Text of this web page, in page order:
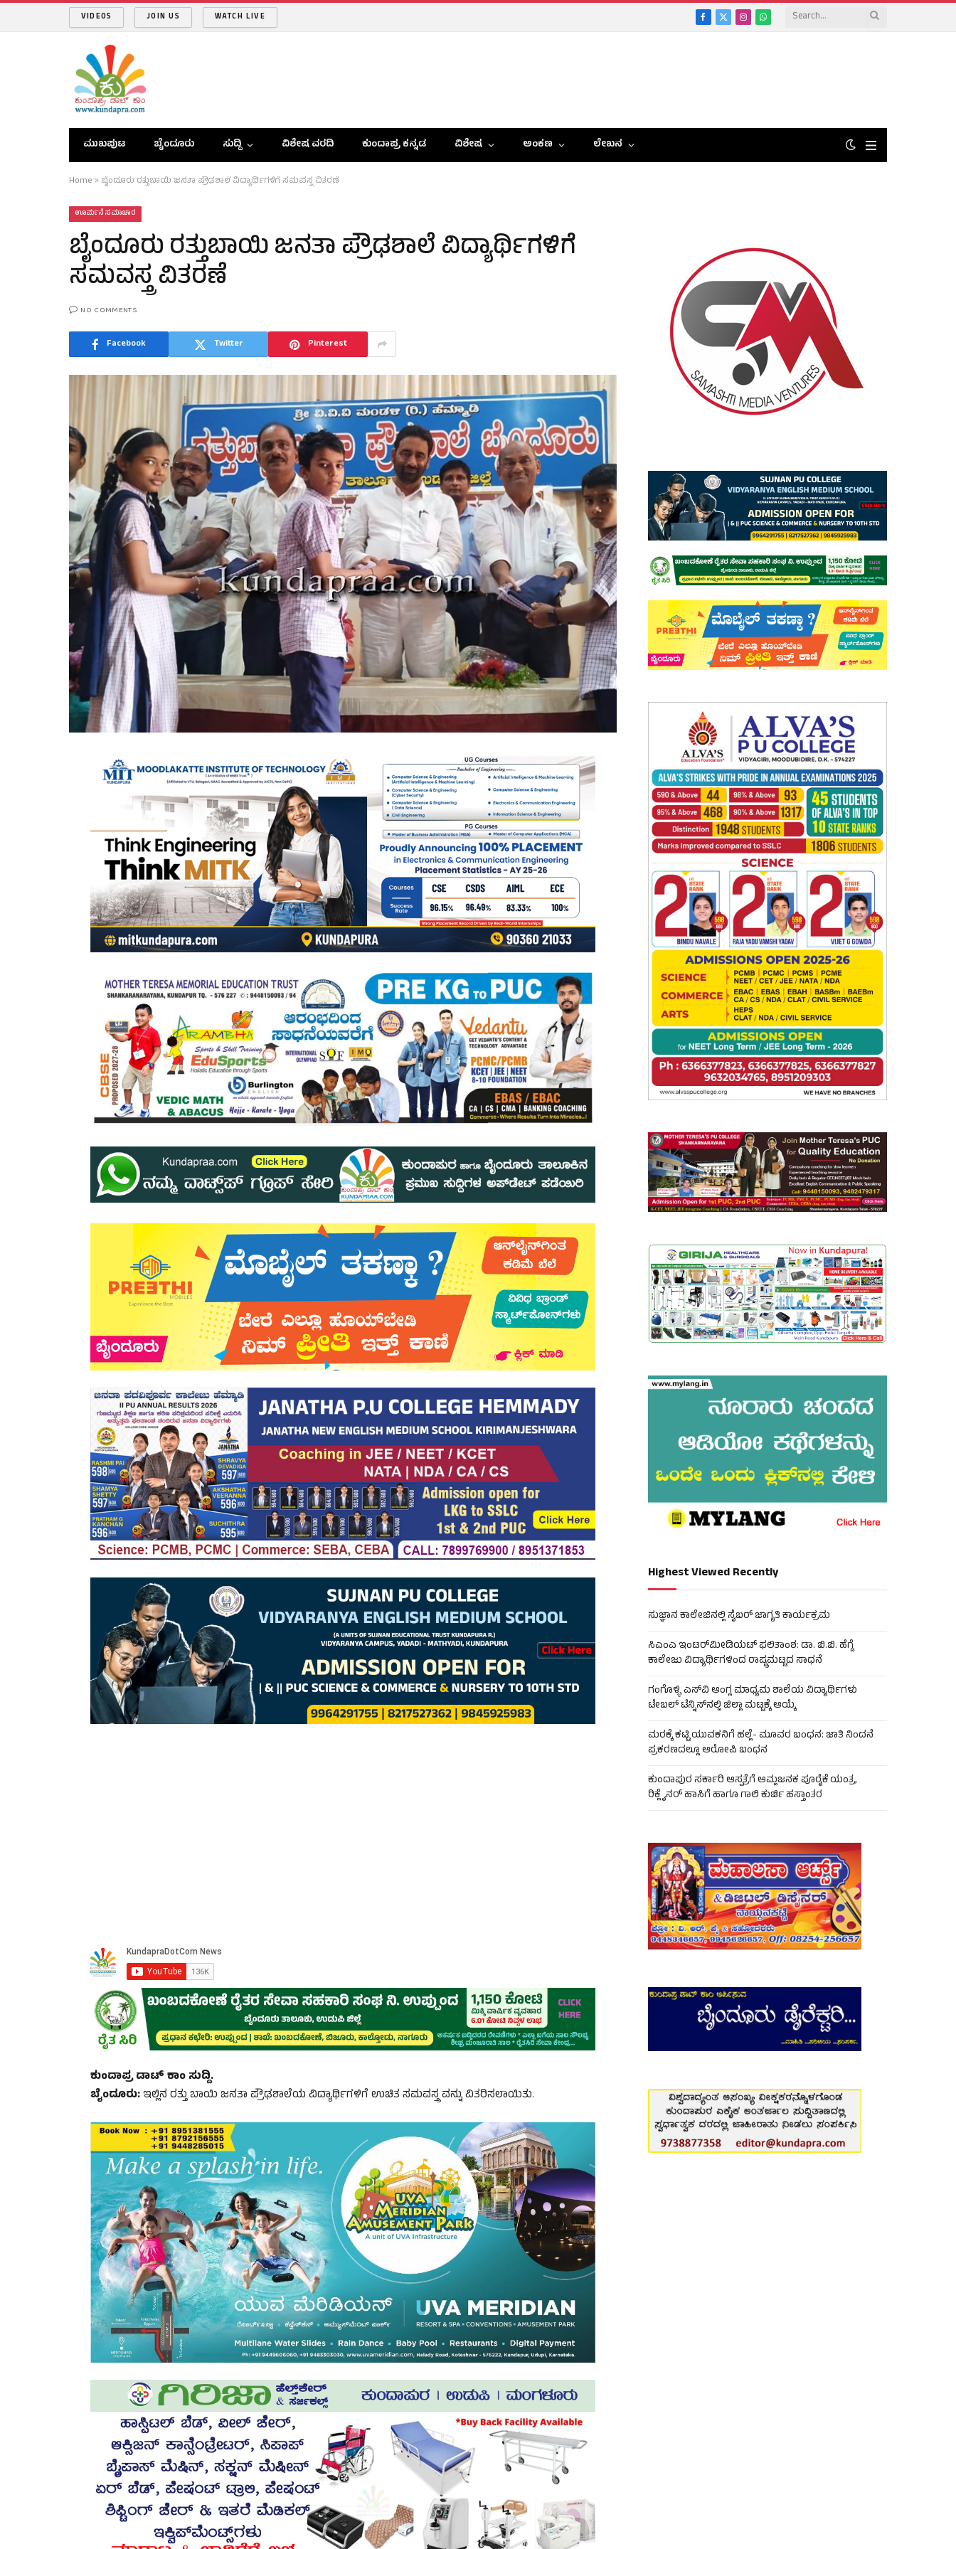
VIDEOS JOIN US WATCH LIVE Facebook
X
InstagramWhatsApp
ಮುಖಪುಟ ಬೈಂದೂರು ಸುದ್ದಿ ವಿಶೇಷ ವರದಿ ಕುಂದಾಪ್ರ ಕನ್ನಡ ವಿಶೇಷ ಅಂಕಣ ಲೇಖನ
Home » ಬೈಂದೂರು ರತ್ತುಬಾಯಿ ಜನತಾ ಪ್ರೌಢಶಾಲೆ ವಿದ್ಯಾರ್ಥಿಗಳಿಗೆ ಸಮವಸ್ತ್ರ ವಿತರಣೆ
ಊರ್ಮನೆ ಸಮಾಚಾರ
ಬೈಂದೂರು ರತ್ತುಬಾಯಿ ಜನತಾ ಪ್ರೌಢಶಾಲೆ ವಿದ್ಯಾರ್ಥಿಗಳಿಗೆ
ಸಮವಸ್ತ್ರ ವಿತರಣೆ
NO COMMENTS
Facebook Twitter Pinterest
ಕುಂದಾಪ್ರ ಡಾಟ್‌ ಕಾಂ ಸುದ್ದಿ.
ಬೈಂದೂರು:ಇಲ್ಲಿನ ರತ್ತು ಬಾಯಿ ಜನತಾ ಪ್ರೌಢಶಾಲೆಯ ವಿದ್ಯಾರ್ಥಿಗಳಿಗೆ ಉಚಿತ ಸಮವಸ್ತ್ರ ವನ್ನು ವಿತರಿಸಲಾಯಿತು.
Highest Viewed Recently
ಸುಜ್ಞಾನ ಕಾಲೇಜಿನಲ್ಲಿ ಸೈಬರ್ ಜಾಗೃತಿ ಕಾರ್ಯಕ್ರಮ
ಸಿಎಂಎ ಇಂಟರ್‌ಮೀಡಿಯಟ್ ಫಲಿತಾಂಶ: ಡಾ. ಬಿ.ಬಿ. ಹೆಗ್ಡೆ
ಕಾಲೇಜು ವಿದ್ಯಾರ್ಥಿಗಳಿಂದ ರಾಷ್ಟ್ರಮಟ್ಟದ ಸಾಧನೆ
ಗಂಗೊಳ್ಳಿ ಎಸ್‌ವಿ ಆಂಗ್ಲ ಮಾಧ್ಯಮ ಶಾಲೆಯ ವಿದ್ಯಾರ್ಥಿಗಳು
ಟೇಬಲ್‌ ಟೆನ್ನಿಸ್‌ನಲ್ಲಿ ಜಿಲ್ಲಾ ಮಟ್ಟಕ್ಕೆ ಆಯ್ಕೆ
ಮರಕ್ಕೆ ಕಟ್ಟಿ ಯುವಕನಿಗೆ ಹಲ್ಲೆ- ಮೂವರ ಬಂಧನ: ಜಾತಿ ನಿಂದನೆ
ಪ್ರಕರಣದಲ್ಲೂ ಆರೋಪಿ ಬಂಧನ
ಕುಂದಾಪುರ ಸರ್ಕಾರಿ ಆಸ್ಪತ್ರೆಗೆ ಆಮ್ಲಜನಕ ಪೂರೈಕೆ ಯಂತ್ರ,
ರಿಕ್ಲೈನರ್ ಹಾಸಿಗೆ ಹಾಗೂ ಗಾಲಿ ಕುರ್ಚಿ ಹಸ್ತಾಂತರ